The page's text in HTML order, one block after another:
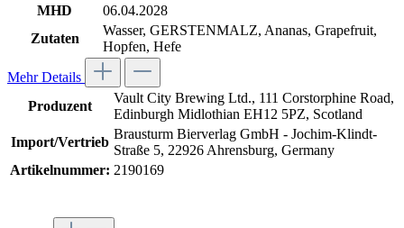
MHD
06.04.2028
Zutaten
Wasser, GERSTENMALZ, Ananas, Grapefruit,
Hopfen, Hefe
Mehr Details
Produzent
Vault City Brewing Ltd., 111 Corstorphine Road,
Edinburgh Midlothian EH12 5PZ, Scotland
Import/Vertrieb
Brausturm Bierverlag GmbH - Jochim-Klindt-
Straße 5, 22926 Ahrensburg, Germany
Artikelnummer: 2190169